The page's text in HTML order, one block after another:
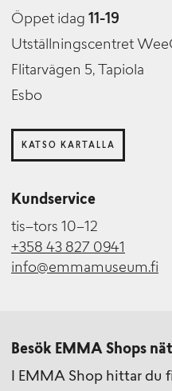
Öppet idag 11-19
Utställningscentret
Flitarvägen 5, Tapiola
Esbo
KATSO KARTALLA
Kundservice
tis–tors 10–12
+358 43 827 0941
info@emmamuseum.fi
Besök EMMA Shops
I EMMA Shop hittar du